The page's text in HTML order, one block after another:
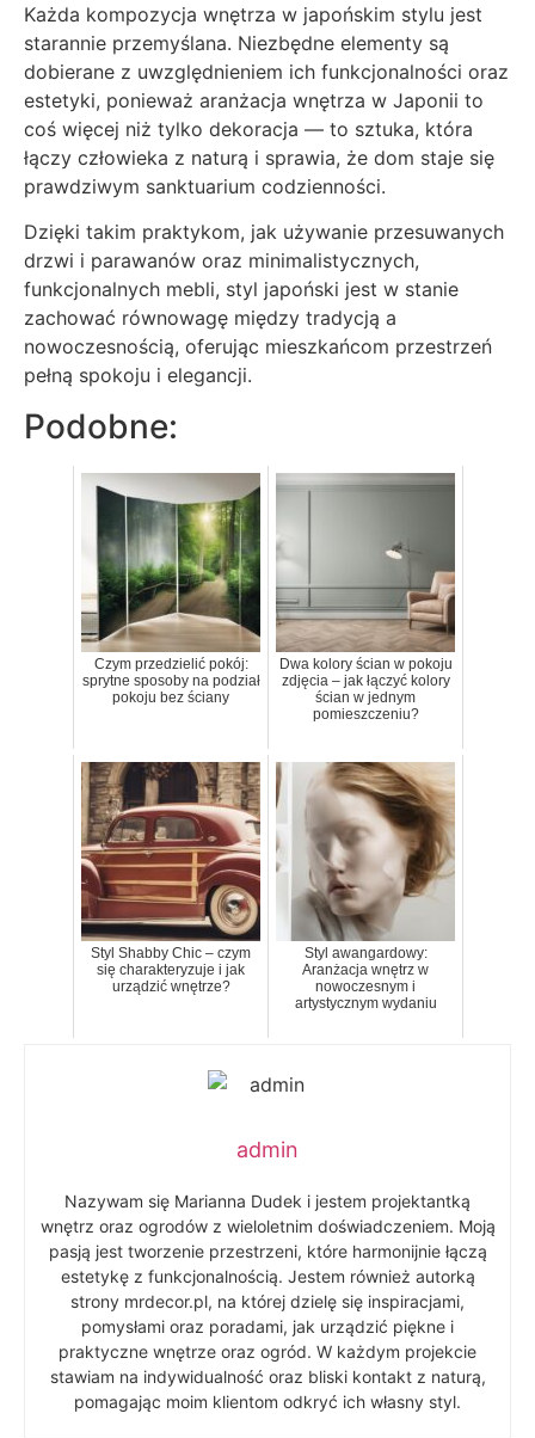
Każda kompozycja wnętrza w japońskim stylu jest
starannie przemyślana. Niezbędne elementy są
dobierane z uwzględnieniem ich funkcjonalności oraz
estetyki, ponieważ aranżacja wnętrza w Japonii to
coś więcej niż tylko dekoracja — to sztuka, która
łączy człowieka z naturą i sprawia, że dom staje się
prawdziwym sanktuarium codzienności.
Dzięki takim praktykom, jak używanie przesuwanych
drzwi i parawanów oraz minimalistycznych,
funkcjonalnych mebli, styl japoński jest w stanie
zachować równowagę między tradycją a
nowoczesnością, oferując mieszkańcom przestrzeń
pełną spokoju i elegancji.
Podobne:
Czym przedzielić pokój:
sprytne sposoby na podział
pokoju bez ściany
Dwa kolory ścian w pokoju
zdjęcia – jak łączyć kolory
ścian w jednym
pomieszczeniu?
Styl Shabby Chic – czym
się charakteryzuje i jak
urządzić wnętrze?
Styl awangardowy:
Aranżacja wnętrz w
nowoczesnym i
artystycznym wydaniu
admin
Nazywam się Marianna Dudek i jestem projektantką
wnętrz oraz ogrodów z wieloletnim doświadczeniem. Moją
pasją jest tworzenie przestrzeni, które harmonijnie łączą
estetykę z funkcjonalnością. Jestem również autorką
strony mrdecor.pl, na której dzielę się inspiracjami,
pomysłami oraz poradami, jak urządzić piękne i
praktyczne wnętrze oraz ogród. W każdym projekcie
stawiam na indywidualność oraz bliski kontakt z naturą,
pomagając moim klientom odkryć ich własny styl.